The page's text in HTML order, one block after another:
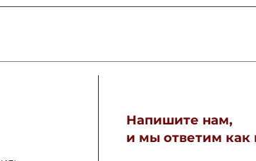
Напишите нам,
и мы ответим как